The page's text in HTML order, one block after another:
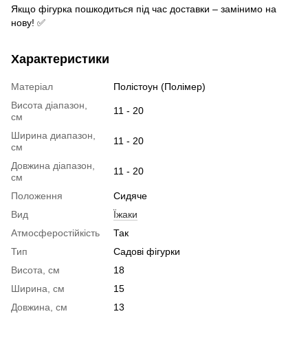
Якщо фігурка пошкодиться під час доставки – замінимо на
нову! ✅
Характеристики
Матеріал
Полістоун (Полімер)
Висота діапазон,
см
11 - 20
Ширина диапазон,
см
11 - 20
Довжина діапазон,
см
11 - 20
Положення
Сидяче
Вид
Їжаки
Атмосферостійкість
Так
Тип
Садові фігурки
Висота, см
18
Ширина, см
15
Довжина, см
13